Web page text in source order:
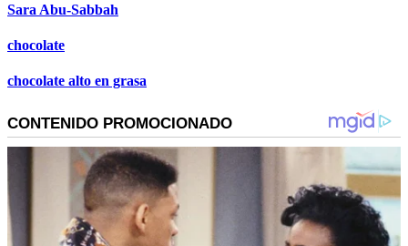
Sara Abu-Sabbah
chocolate
chocolate alto en grasa